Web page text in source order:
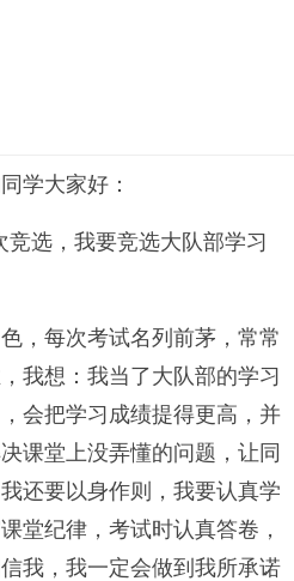
学大家好：
选，我要竞选大队部学习
，每次考试名列前茅，常常
我想：我当了大队部的学习
会把学习成绩提得更高，并
课堂上没弄懂的问题，让同
还要以身作则，我要认真学
堂纪律，考试时认真答卷，
我，我一定会做到我所承诺